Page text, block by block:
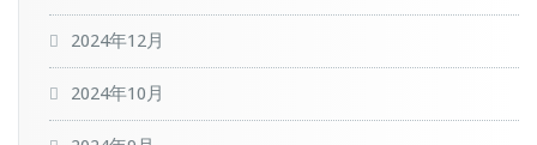
2024年12月
2024年10月